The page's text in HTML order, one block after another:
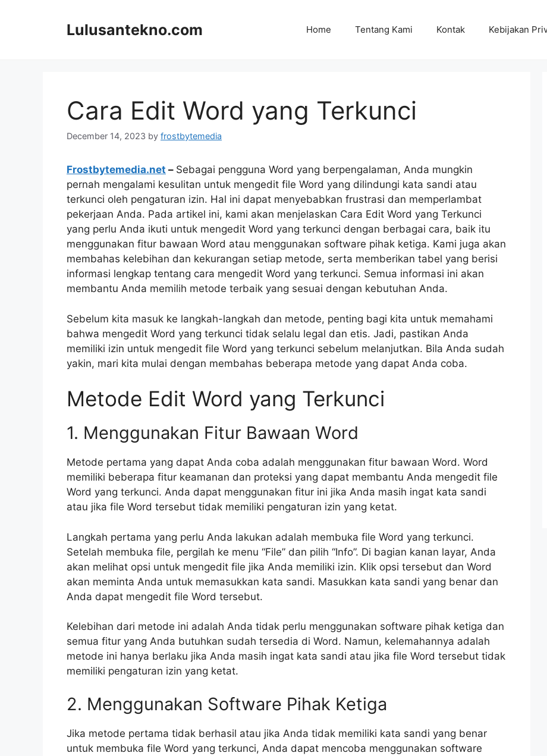
Lulusantekno.com Home Tentang Kami Kontak Kebijakan
Cara Edit Word yang Terkunci
December 14, 2023 by frostbytemedia
Frostbytemedia.net – Sebagai pengguna Word yang berpengalaman, Anda mungkin
pernah mengalami kesulitan untuk mengedit file Word yang dilindungi kata sandi atau
terkunci oleh pengaturan izin. Hal ini dapat menyebabkan frustrasi dan memperlambat
pekerjaan Anda. Pada artikel ini, kami akan menjelaskan Cara Edit Word yang Terkunci
yang perlu Anda ikuti untuk mengedit Word yang terkunci dengan berbagai cara, baik itu
menggunakan fitur bawaan Word atau menggunakan software pihak ketiga. Kami juga akan
membahas kelebihan dan kekurangan setiap metode, serta memberikan tabel yang berisi
informasi lengkap tentang cara mengedit Word yang terkunci. Semua informasi ini akan
membantu Anda memilih metode terbaik yang sesuai dengan kebutuhan Anda.
Sebelum kita masuk ke langkah-langkah dan metode, penting bagi kita untuk memahami
bahwa mengedit Word yang terkunci tidak selalu legal dan etis. Jadi, pastikan Anda
memiliki izin untuk mengedit file Word yang terkunci sebelum melanjutkan. Bila Anda sudah
yakin, mari kita mulai dengan membahas beberapa metode yang dapat Anda coba.
Metode Edit Word yang Terkunci
1. Menggunakan Fitur Bawaan Word
Metode pertama yang dapat Anda coba adalah menggunakan fitur bawaan Word. Word
memiliki beberapa fitur keamanan dan proteksi yang dapat membantu Anda mengedit file
Word yang terkunci. Anda dapat menggunakan fitur ini jika Anda masih ingat kata sandi
atau jika file Word tersebut tidak memiliki pengaturan izin yang ketat.
Langkah pertama yang perlu Anda lakukan adalah membuka file Word yang terkunci.
Setelah membuka file, pergilah ke menu “File” dan pilih “Info”. Di bagian kanan layar, Anda
akan melihat opsi untuk mengedit file jika Anda memiliki izin. Klik opsi tersebut dan Word
akan meminta Anda untuk memasukkan kata sandi. Masukkan kata sandi yang benar dan
Anda dapat mengedit file Word tersebut.
Kelebihan dari metode ini adalah Anda tidak perlu menggunakan software pihak ketiga dan
semua fitur yang Anda butuhkan sudah tersedia di Word. Namun, kelemahannya adalah
metode ini hanya berlaku jika Anda masih ingat kata sandi atau jika file Word tersebut tidak
memiliki pengaturan izin yang ketat.
2. Menggunakan Software Pihak Ketiga
Jika metode pertama tidak berhasil atau jika Anda tidak memiliki kata sandi yang benar
untuk membuka file Word yang terkunci, Anda dapat mencoba menggunakan software